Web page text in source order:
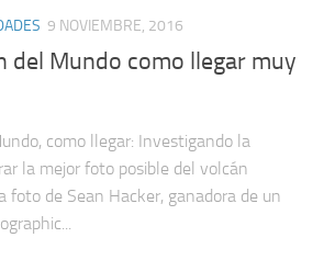
9 NOVIEMBRE, 2016
del Mundo como llegar muy
como llegar: Investigando la
la mejor foto posible del volcán
foto de Sean Hacker, ganadora de un